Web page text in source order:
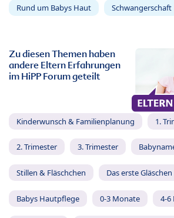
Rund um Babys Haut Schwangerschaft
Zu diesen Themen haben
andere Eltern Erfahrungen
im HiPP Forum geteilt
Kinderwunsch & Familienplanung 1.
2. Trimester 3. Trimester
Stillen & Fläschchen Das erste Gläschen
Babys Hautpflege 0-3 Monate 4-6